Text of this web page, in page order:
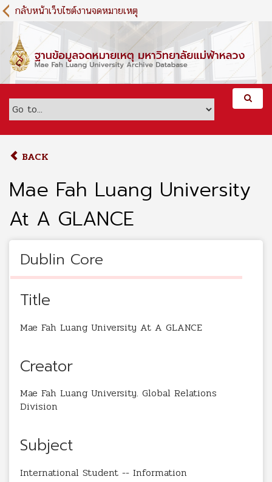
S
k
m
c
กลับหน้าเว็บไซต์งานจดหมายเหตุ
BACK
Mae Fah Luang University
At A GLANCE
Dublin Core
Title
Mae Fah Luang University At A GLANCE
Creator
Mae Fah Luang University. Global Relations
Division
Subject
International Student -- Information